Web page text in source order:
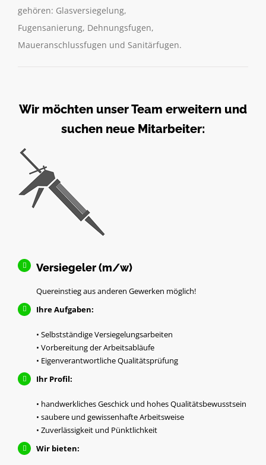
gehören: Glasversiegelung,
Fugensanierung, Dehnungsfugen,
Maueranschlussfugen und Sanitärfugen.
Wir möchten unser Team erweitern und
suchen neue Mitarbeiter:
Versiegeler (m/w)
Quereinstieg aus anderen Gewerken möglich!
Ihre Aufgaben:
• Selbstständige Versiegelungsarbeiten
• Vorbereitung der Arbeitsabläufe
• Eigenverantwortliche Qualitätsprüfung
Ihr Profil:
• handwerkliches Geschick und hohes Qualitätsbewusstsein
• saubere und gewissenhafte Arbeitsweise
• Zuverlässigkeit und Pünktlichkeit
Wir bieten: